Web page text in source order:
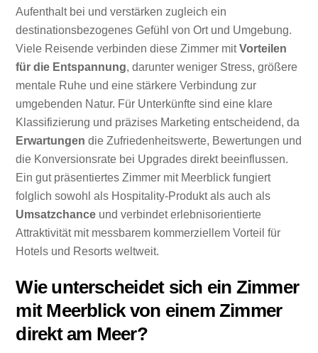
Aufenthalt bei und verstärken zugleich ein
destinationsbezogenes Gefühl von Ort und Umgebung.
Viele Reisende verbinden diese Zimmer mitVorteilen
für die Entspannung, darunter weniger Stress, größere
mentale Ruhe und eine stärkere Verbindung zur
umgebenden Natur. Für Unterkünfte sind eine klare
Klassifizierung und präzises Marketing entscheidend, da
Erwartungen die Zufriedenheitswerte, Bewertungen und
die Konversionsrate bei Upgrades direkt beeinflussen.
Ein gut präsentiertes Zimmer mit Meerblick fungiert
folglich sowohl als Hospitality-Produkt als auch als
Umsatzchance und verbindet erlebnisorientierte
Attraktivität mit messbarem kommerziellem Vorteil für
Hotels und Resorts weltweit.
Wie unterscheidet sich ein Zimmer
mit Meerblick von einem Zimmer
direkt am Meer?